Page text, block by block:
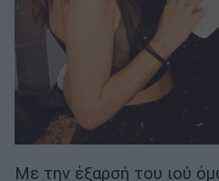
Με την έξαρσή του ιού